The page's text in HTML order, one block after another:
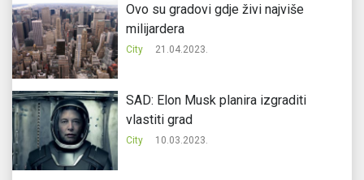
Ovo su gradovi gdje živi najviše
milijardera
City 21.04.2023.
SAD: Elon Musk planira izgraditi
vlastiti grad
City 10.03.2023.